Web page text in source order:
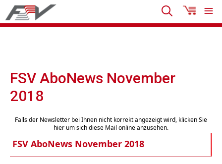
FSV AboNews November
2018
Falls der Newsletter bei Ihnen nicht korrekt angezeigt wird, klicken Sie
hier um sich diese Mail online anzusehen.
FSV AboNews November 2018